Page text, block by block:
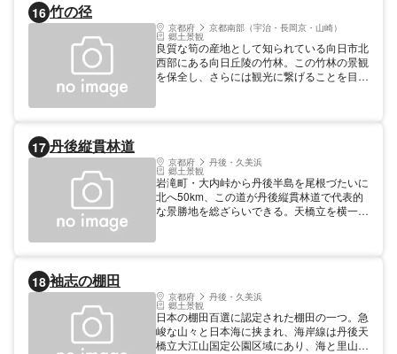
16 竹の径
京都府 京都南部（宇治・長岡京・山崎）
郷土景観
良質な筍の産地として知られている向日市北
西部にある向日丘陵の竹林。この竹林の景観
を保全し、さらには観光に繋げることを目的
垣」などオリジナルを含めて、8種類の竹垣
が整然と連なる全長約1.8kmにおよぶ竹林道
です。
17 丹後縦貫林道
京都府 丹後・久美浜
郷土景観
岩滝町・大内峠から丹後半島を尾根づたいに
北へ50km、この道が丹後縦貫林道で代表的
な景勝地を総ざらいできる。天橋立を横一字
18 袖志の棚田
京都府 丹後・久美浜
郷土景観
日本の棚田百選に認定された棚田の一つ。急
峻な山々と日本海に挟まれ、海岸線は丹後天
橋立大江山国定公園区域にあり、海と里山と